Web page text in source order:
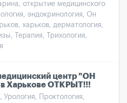
открытие медицинского
эндокринология, Он
харьков, дерматология,
Терапия, Трихология,
центр "ОН
в Харькове ОТКРЫТ!!!
Урология, Проктология,